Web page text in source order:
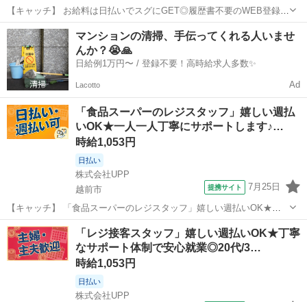
【キャッチ】 お給料は日払いでスグにGET◎履歴書不要のWEB登録
OK！「PCのテクニカルサポート」高時給1250円！仁愛女子高校周
辺！20代～40代のスタッフが多数活躍中★ 【コメント】 製造のお仕
事をお探しの方必見！ ...
福井 福井市
マンションの清掃、手伝ってくれる人いませ
んか？😭🙏
日給例1万円〜 / 登録不要！高時給求人多数✨
Lacotto Ad
「食品スーパーのレジスタッフ」嬉しい週払
いOK★一人一人丁寧にサポートします♪…
時給1,053円
日払い
株式会社UPP
越前市
提携サイト 7月25日
【キャッチ】 「食品スーパーのレジスタッフ」嬉しい週払いOK★一
人一人丁寧にサポートします♪20代/30代/40代中心に活躍中◎好環境で
お仕事したい方にもおススメ◎ 【コメント】 豊富なお仕事数であなた
にぴったりのお仕事が...
福井 越前市 その他
「レジ接客スタッフ」嬉しい週払いOK★丁寧
なサポート体制で安心就業◎20代/3…
時給1,053円
日払い
株式会社UPP